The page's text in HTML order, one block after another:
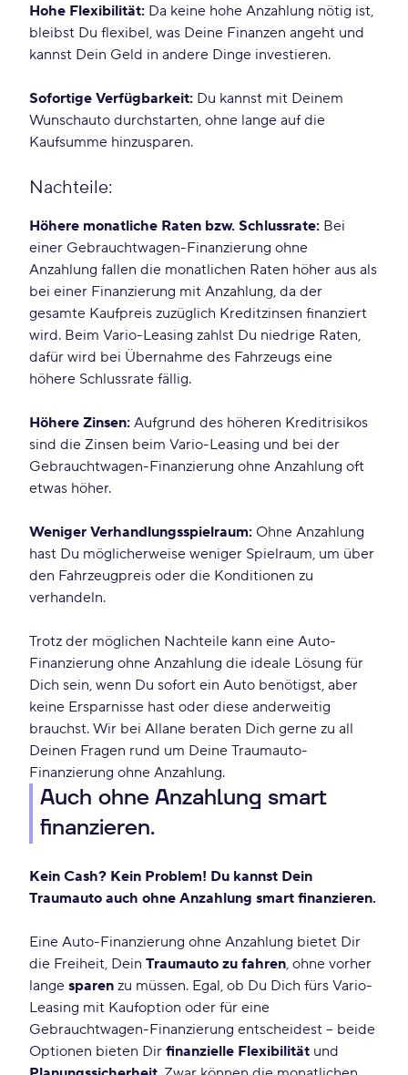
Hohe Flexibilität: Da keine hohe Anzahlung nötig ist,
bleibst Du flexibel, was Deine Finanzen angeht und
kannst Dein Geld in andere Dinge investieren.
Sofortige Verfügbarkeit: Du kannst mit Deinem
Wunschauto durchstarten, ohne lange auf die
Kaufsumme hinzusparen.
Nachteile:
Höhere monatliche Raten bzw. Schlussrate: Bei
einer Gebrauchtwagen-Finanzierung ohne
Anzahlung fallen die monatlichen Raten höher aus als
bei einer Finanzierung mit Anzahlung, da der
gesamte Kaufpreis zuzüglich Kreditzinsen finanziert
wird. Beim Vario-Leasing zahlst Du niedrige Raten,
dafür wird bei Übernahme des Fahrzeugs eine
höhere Schlussrate fällig.
Höhere Zinsen: Aufgrund des höheren Kreditrisikos
sind die Zinsen beim Vario-Leasing und bei der
Gebrauchtwagen-Finanzierung ohne Anzahlung oft
etwas höher.
Weniger Verhandlungsspielraum: Ohne Anzahlung
hast Du möglicherweise weniger Spielraum, um über
den Fahrzeugpreis oder die Konditionen zu
verhandeln.
Trotz der möglichen Nachteile kann eine Auto-
Finanzierung ohne Anzahlung die ideale Lösung für
Dich sein, wenn Du sofort ein Auto benötigst, aber
keine Ersparnisse hast oder diese anderweitig
brauchst. Wir bei Allane beraten Dich gerne zu all
Deinen Fragen rund um Deine Traumauto-
Finanzierung ohne Anzahlung.
Auch ohne Anzahlung smart
finanzieren.
Kein Cash? Kein Problem! Du kannst Dein
Traumauto auch ohne Anzahlung smart finanzieren.
Eine Auto-Finanzierung ohne Anzahlung bietet Dir
die Freiheit, Dein Traumauto zu fahren, ohne vorher
lange sparen zu müssen. Egal, ob Du Dich fürs Vario-
Leasing mit Kaufoption oder für eine
Gebrauchtwagen-Finanzierung entscheidest – beide
Optionen bieten Dir finanzielle Flexibilität und